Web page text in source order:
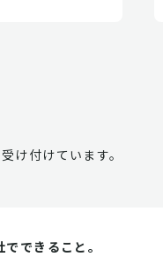
け付けています。
できること。